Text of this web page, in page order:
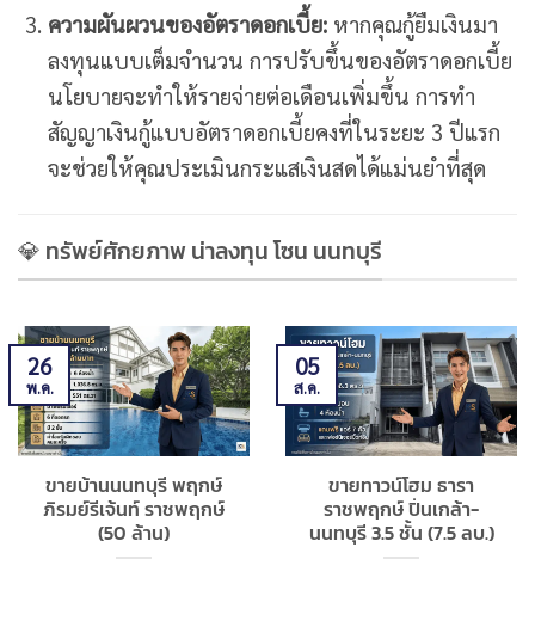
ความผันผวนของอัตราดอกเบี้ย:หากคุณกู้ยืมเงินมา
ลงทุนแบบเต็มจำนวน การปรับขึ้นของอัตราดอกเบี้ย
นโยบายจะทำให้รายจ่ายต่อเดือนเพิ่มขึ้น การทำ
สัญญาเงินกู้แบบอัตราดอกเบี้ยคงที่ในระยะ 3 ปีแรก
จะช่วยให้คุณประเมินกระแสเงินสดได้แม่นยำที่สุด
💎 ทรัพย์ศักยภาพ น่าลงทุน โซน นนทบุรี
ขายบ้านนนทบุรี พฤกษ์
ภิรมย์รีเจ้นท์ ราชพฤกษ์
(50 ล้าน)
26
พ.ค.
ขายทาวน์โฮม ธารา
ราชพฤกษ์ ปิ่นเกล้า-
นนทบุรี 3.5 ชั้น (7.5 ลบ.)
05
ส.ค.